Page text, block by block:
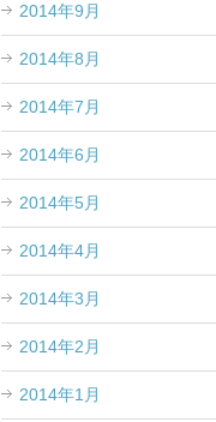
2014年9月
2014年8月
2014年7月
2014年6月
2014年5月
2014年4月
2014年3月
2014年2月
2014年1月